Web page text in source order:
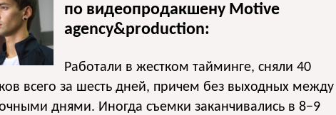
по видеопродакшену Motive
agency&production:
Работали в жестком тайминге, сняли 40
всего за шесть дней, причем без выходных между
днями. Иногда съемки заканчивались в 8−9